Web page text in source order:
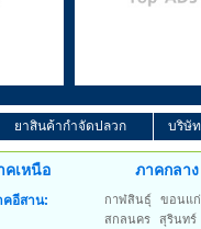
ยาสินค้ากำจัดปลวก บริษั
คเหนือ ภาคกลาง
คอีสาน: กาฬสินธุ์
ขอนแ
สกลนคร
สุรินทร์